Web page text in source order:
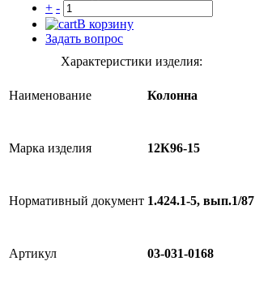
+ -
В корзину
Задать вопрос
Характеристики изделия:
Наименование Колонна
Марка изделия 12К96-15
Нормативный документ 1.424.1-5, вып.1/87
Артикул 03-031-0168